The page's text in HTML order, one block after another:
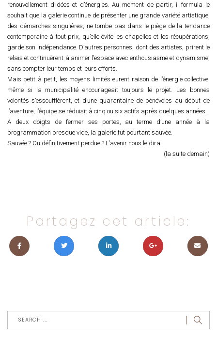
renouvellement d’idées et d’énergies. Au moment de partir, il formula le
souhait que la galerie continue de présenter une grande variété artistique,
des démarches singulières, ne tombe pas dans le piège de la tendance
contemporaine à tout prix, qu’elle évite les chapelles et les récupérations,
garde son indépendance. D’autres personnes, dont des artistes, prirent le
relais et continuèrent à animer l’espace avec enthousiasme et dynamisme,
sans compter leur temps et leurs efforts.
Mais petit à petit, les moyens limités eurent raison de l’énergie collective,
même si la municipalité encourageait toujours le projet. Les bonnes
volontés s’essoufflèrent, et d’une quarantaine de bénévoles au début de
l’aventure, l’équipe se réduisit à cinq ou six actifs après quelques années.
A deux doigts de fermer ses portes, au terme d’une année à la
programmation presque vide, la galerie fut pourtant sauvée.
Sauvée ? Ou définitivement perdue ? L’avenir nous le dira.
(la suite demain)
Partagez cet article: